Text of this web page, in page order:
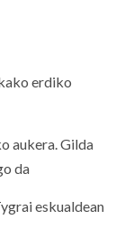
erdiko
aukera. Gilda
da
eskualdean